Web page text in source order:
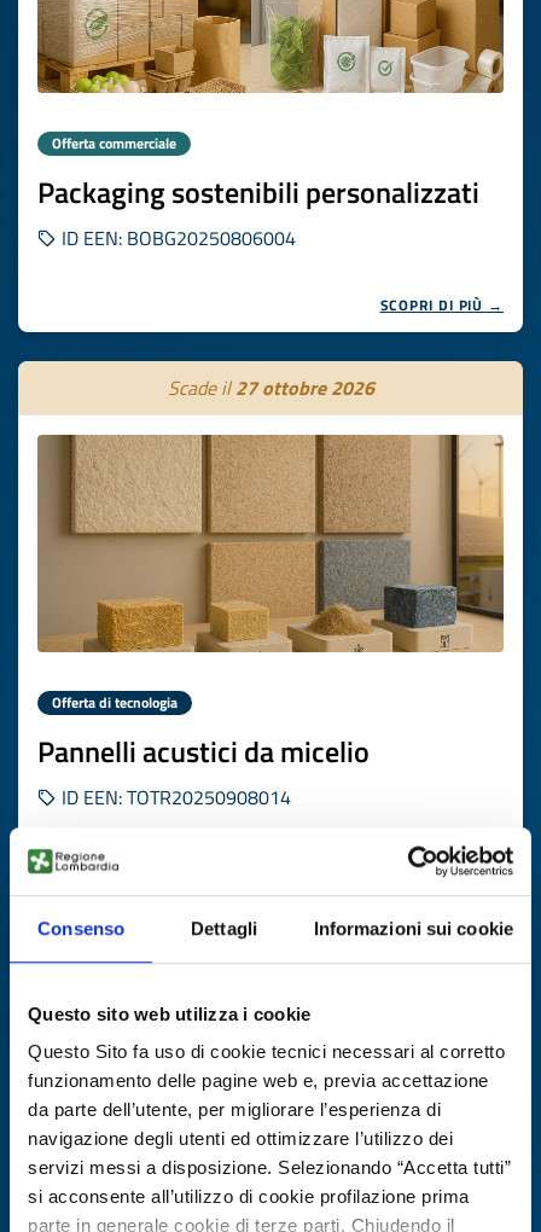
Consenso Dettagli Informazioni sui cookie
Questo sito web utilizza i cookie
Questo Sito fa uso di cookie tecnici necessari al corretto
funzionamento delle pagine web e, previa accettazione
da parte dell’utente, per migliorare l’esperienza di
navigazione degli utenti ed ottimizzare l’utilizzo dei
servizi messi a disposizione. Selezionando “Accetta tutti”
si acconsente all’utilizzo di cookie profilazione prima
parte in generale cookie di terze parti. Chiudendo il
Offerta commerciale
Packaging sostenibili personalizzati
ID EEN: BOBG20250806004
SCOPRI DI PIÙ →
Scade il27 ottobre 2026
Offerta di tecnologia
Pannelli acustici da micelio
ID EEN: TOTR20250908014
SCOPRI DI PIÙ →
19 novembre 2026